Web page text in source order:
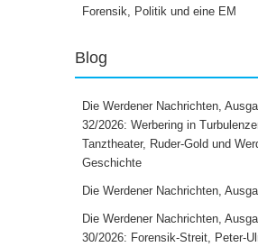
Forensik, Politik und eine EM
Blog
Die Werdener Nachrichten,
32/2026: Werbering in
Tanztheater, Ruder-Gold und
Geschichte
Die Werdener Nachrichten,
Die Werdener Nachrichten,
30/2026: Forensik-Streit, Peter-